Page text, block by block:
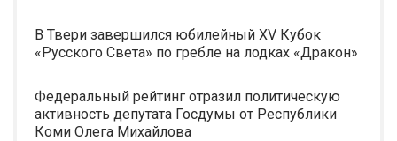
В Твери завершился юбилейный XV Кубок
«Русского Света» по гребле на лодках «Дракон»
Федеральный рейтинг отразил политическую
активность депутата Госдумы от Республики
Коми Олега Михайлова